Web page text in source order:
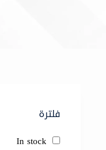
فلترة
In stock